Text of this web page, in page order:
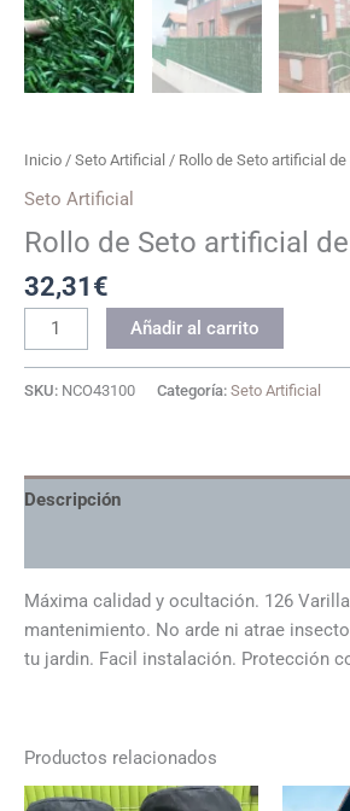
Inicio / Seto Artificial / Rollo de Seto artificial de
Seto Artificial
Rollo de Seto artificial
32,31 €
Rollo
de
cantidad
Añadir al carrito
SKU: NCO43100 Categoría: Seto Artificial
Descripción
Máxima calidad y ocultación. 126
mantenimiento. No arde ni atrae
tu jardin. Facil instalación. Protección
Productos relacionados